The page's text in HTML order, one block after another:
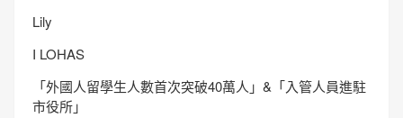
Lily
I LOHAS
「外國人留學生人數首次突破40萬人」&「入管人員進駐
市役所」